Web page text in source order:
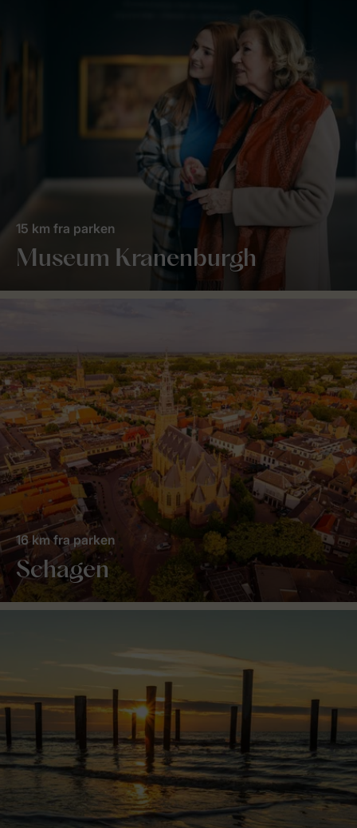
Museum Kranenburgh
15 km fra parken
Schagen
16 km fra parken